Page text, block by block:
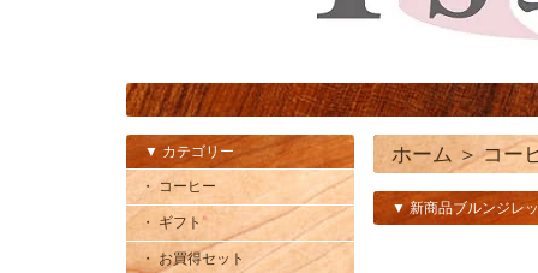
▼ カテゴリー
・ コーヒー
・ ギフト
・ お買得セット
ホーム ＞ コー
▼ 新商品ブルンジレ